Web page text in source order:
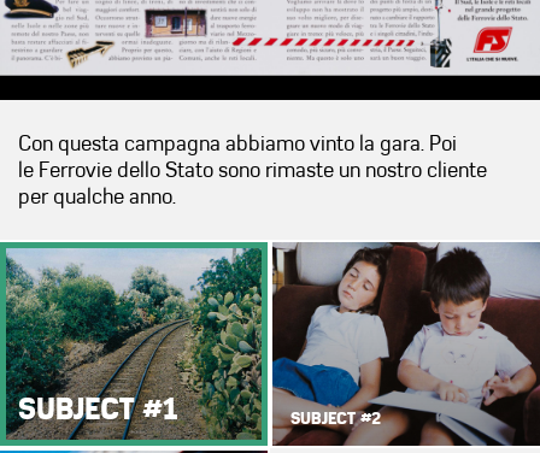
Con questa campagna abbiamo vinto la gara. Poi
le Ferrovie dello Stato sono rimaste un nostro cliente
per qualche anno.
SUBJECT #1 SUBJECT #2